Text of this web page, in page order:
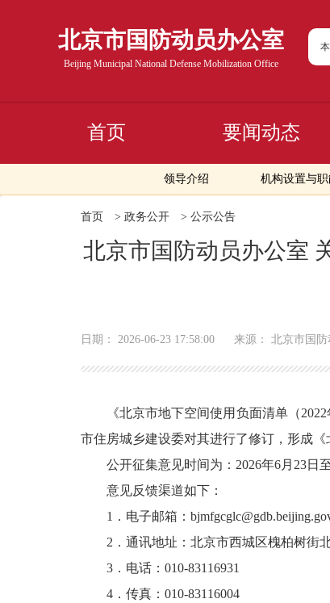
北京市国防动员办公室
Beijing Municipal National Defense Mobilization Office
首页 要闻动态
领导介绍 机构设置与
首页 > 政务公开 > 公示公告
北京市国防动员办公室
日期： 2026-06-23 17:58:00 来源： 北京市国
《北京市地下空间使用负面清单（
市住房城乡建设委对其进行了修订，形成
公开征集意见时间为：2026年6月23日至
意见反馈渠道如下：
1．电子邮箱：
2．通讯地址：北京市西城区槐柏树街
3．电话：010-83116931
4．传真：010-83116004